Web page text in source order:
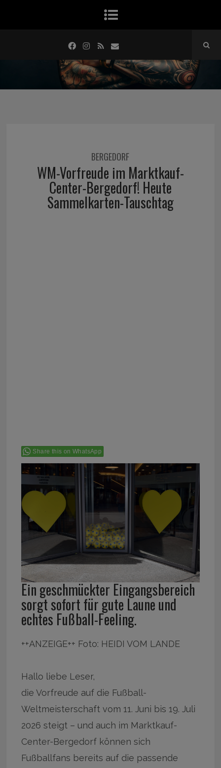
BERGEDORF
WM-Vorfreude im Marktkauf-
Center-Bergedorf! Heute
Sammelkarten-Tauschtag
Share this on WhatsApp
Ein geschmückter Eingangsbereich
sorgt sofort für gute Laune und
echtes Fußball-Feeling.
++ANZEIGE++ Foto: HEIDI VOM LANDE
Hallo liebe Leser,
die Vorfreude auf die Fußball-
Weltmeisterschaft vom 11. Juni bis 19. Juli
2026 steigt – und auch im Marktkauf-
Center-Bergedorf können sich
Fußballfans bereits auf die passende